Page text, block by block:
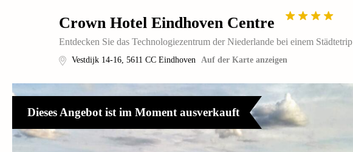
Crown Hotel Eindhoven Centre
Entdecken Sie das Technologiezentrum der Niederlande bei einem Städtetrip
Vestdijk 14-16, 5611 CC Eindhoven Auf der Karte anzeigen
Dieses Angebot ist im Moment ausverkauft